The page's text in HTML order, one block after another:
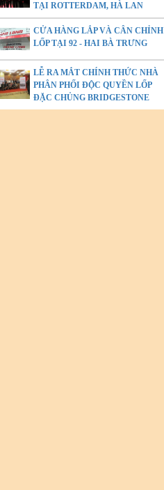
TẠI ROTTERDAM, HÀ LAN
CỬA HÀNG LẮP VÀ CÂN CHỈNH
LỐP TẠI 92 - HAI BÀ TRƯNG
LỄ RA MẮT CHÍNH THỨC NHÀ
PHÂN PHỐI ĐỘC QUYỀN LỐP
ĐẶC CHỦNG BRIDGESTONE